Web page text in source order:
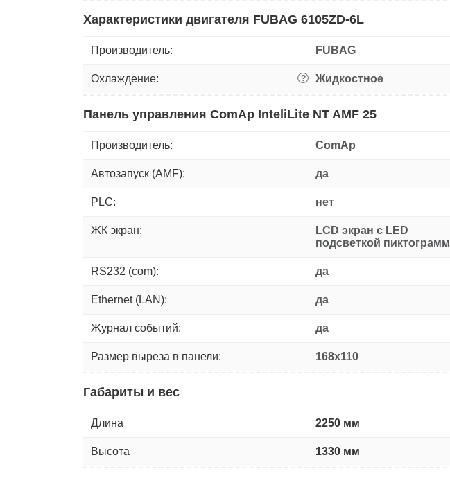
Характеристики двигателя FUBAG 6105ZD-6L
Производитель: FUBAG
Охлаждение: ? Жидкостное
Панель управления ComAp InteliLite NT AMF 25
Производитель: ComAp
Автозапуск (AMF): да
PLC: нет
ЖК экран:
LCD экран с LED
подсветкой пиктограмм
RS232 (com): да
Ethernet (LAN): да
Журнал событий: да
Размер выреза в панели: 168x110
Габариты и вес
Длина 2250 мм
Высота 1330 мм